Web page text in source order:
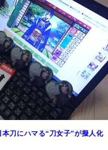
刀にハマる“刀女子”が擬人化